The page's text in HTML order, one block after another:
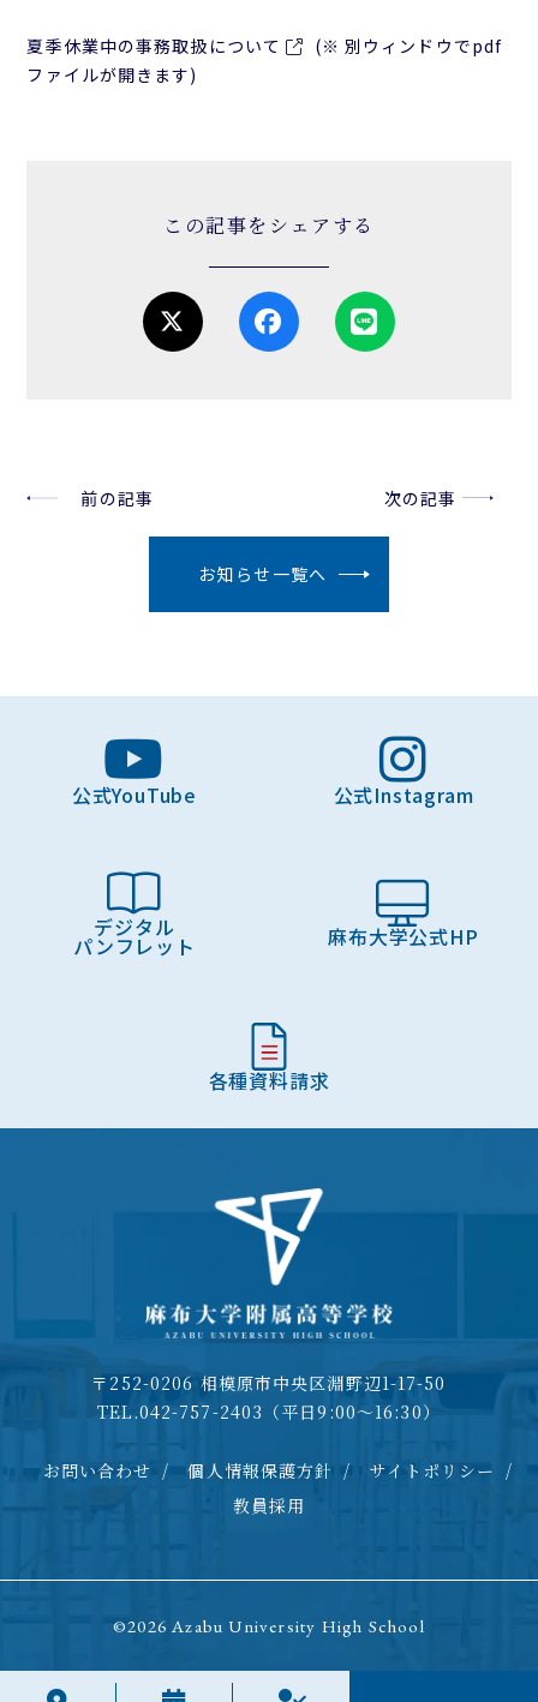
夏季休業中の事務取扱について
(※ 別ウィンドウでpdf
ファイルが開きます)
この記事をシェアする
前の記事
お知らせ一覧へ
次の記事
公式YouTube 公式Instagram
デジタル
パンフレット 麻布大学公式HP
各種資料請求
〒252-0206 相模原市中央区淵野辺1-17-50
TEL.042-757-2403（平日9:00～16:30）
お問い合わせ / 個人情報保護方針 / サイトポリシー /
教員採用
©2026 Azabu University High School